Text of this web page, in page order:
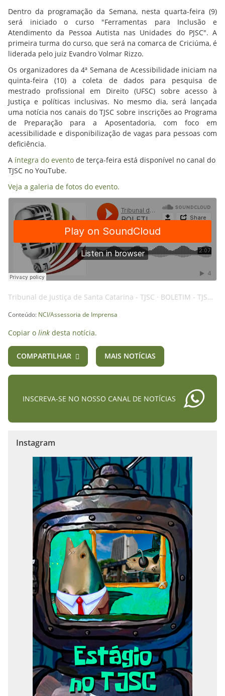
Dentro da programação da Semana, nesta quarta-feira (9)
será iniciado o curso "Ferramentas para Inclusão e
Atendimento da Pessoa Autista nas Unidades do PJSC". A
primeira turma do curso, que será na comarca de Criciúma, é
liderada pelo juiz Evandro Volmar Rizzo.
Os organizadores da 4ª Semana de Acessibilidade iniciam na
quinta-feira (10) a coleta de dados para pesquisa de
mestrado profissional em Direito (UFSC) sobre acesso à
Justiça e políticas inclusivas. No mesmo dia, será lançada
uma notícia nos canais do TJSC sobre inscrições ao Programa
de Preparação para a Aposentadoria, com foco em
acessibilidade e disponibilização de vagas para pessoas com
deficiência.
A íntegra do evento de terça-feira está disponível no canal do
TJSC no YouTube.
Veja a galeria de fotos do evento.
Tribunal de Justiça de Santa Catarina - TJSC · BOLETIM - TJSC - 10OUT2024 - ACESSIBILIDADE - AI
Conteúdo: NCI/Assessoria de Imprensa
Copiar o link desta notícia.
COMPARTILHAR MAIS NOTÍCIAS
INSCREVA-SE NO NOSSO CANAL DE NOTÍCIAS
Instagram